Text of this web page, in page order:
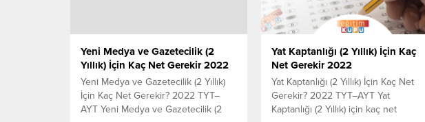
YKS-TYT Net Sihirbazı. Sayfamızdaki
verilerin...
Yeni Medya ve Gazetecilik (2
Yıllık) İçin Kaç Net Gerekir 2022
Yeni Medya ve Gazetecilik (2 Yıllık)
İçin Kaç Net Gerekir? 2022 TYT–
AYT Yeni Medya ve Gazetecilik (2
Yat Kaptanlığı (2 Yıllık) İçin Kaç
Net Gerekir 2022
Yat Kaptanlığı (2 Yıllık) İçin Kaç Net
Gerekir? 2022 TYT–AYT Yat
Kaptanlığı (2 Yıllık) için kaç net